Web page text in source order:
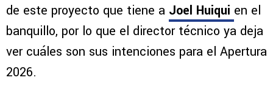
de este proyecto que tiene a Joel Huiqui en el
banquillo, por lo que el director técnico ya deja
ver cuáles son sus intenciones para el Apertura
2026.